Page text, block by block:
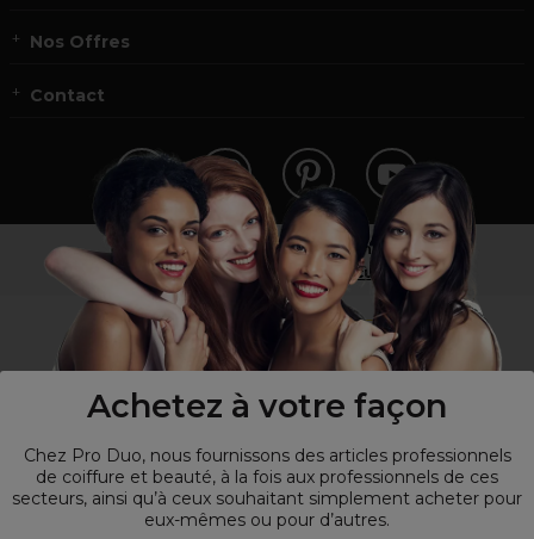
Achetez à votre façon
Chez Pro Duo, nous fournissons des articles professionnels
de coiffure et beauté, à la fois aux professionnels de ces
secteurs, ainsi qu’à ceux souhaitant simplement acheter pour
eux-mêmes ou pour d’autres.
Nos Offres
Contact
Vous n’êtes pas un professionnel ?
Visitez notre site pour les particuliers!